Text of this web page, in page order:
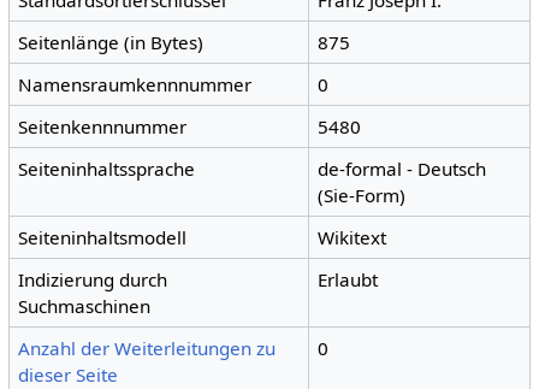
Seitenlänge (in Bytes)
875
Namensraumkennnummer
0
Seitenkennnummer
5480
Seiteninhaltssprache
de-formal - Deutsch
(Sie-Form)
Seiteninhaltsmodell
Wikitext
Indizierung durch
Suchmaschinen
Erlaubt
Anzahl der Weiterleitungen zu
dieser Seite
0